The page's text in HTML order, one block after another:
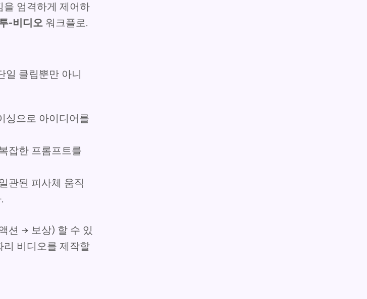
을 엄격하게 제어하
-비디오 워크플로.
일 클립뿐만 아니
으로 아이디어를
잡한 프롬프트를
관된 피사체 움직
션 → 보상) 할 수 있
리 비디오를 제작할